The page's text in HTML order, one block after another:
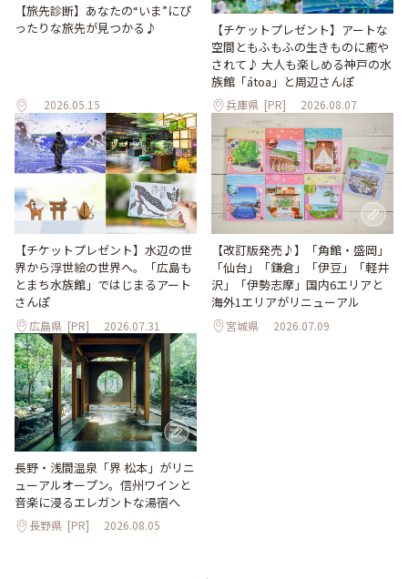
【旅先診断】あなたの“いま”にぴ
ったりな旅先が見つかる♪
2026.05.15
【チケットプレゼント】アートな
空間ともふもふの生きものに癒や
されて♪ 大人も楽しめる神戸の水
族館「átoa」と周辺さんぽ
兵庫県 [PR] 2026.08.07
【チケットプレゼント】水辺の世
界から浮世絵の世界へ。「広島も
とまち水族館」ではじまるアート
さんぽ
広島県 [PR] 2026.07.31
【改訂版発売♪】「角館・盛岡」
「仙台」「鎌倉」「伊豆」「軽井
沢」「伊勢志摩」国内6エリアと
海外1エリアがリニューアル
宮城県 2026.07.09
長野・浅間温泉「界 松本」がリニ
ューアルオープン。信州ワインと
音楽に浸るエレガントな湯宿へ
長野県 [PR] 2026.08.05